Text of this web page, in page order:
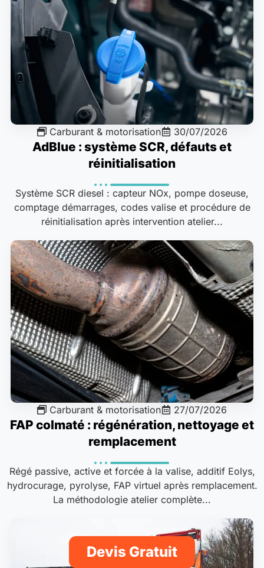
Carburant & motorisation 30/07/2026
AdBlue : système SCR, défauts et
réinitialisation
Système SCR diesel : capteur NOx, pompe doseuse,
comptage démarrages, codes valise et procédure de
réinitialisation après intervention atelier...
Carburant & motorisation 27/07/2026
FAP colmaté : régénération, nettoyage et
remplacement
Régé passive, active et forcée à la valise, additif Eolys,
hydrocurage, pyrolyse, FAP virtuel après remplacement.
La méthodologie atelier complète...
Devis Gratuit